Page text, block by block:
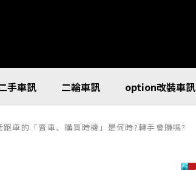
手車訊 二輪車訊 option改裝車訊
跑車的「賣車、購買時機」是何時?轉手會賺嗎?